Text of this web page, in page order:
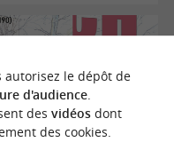
autorisez le dépôt de
d'audience.
des vidéosdont
des cookies.